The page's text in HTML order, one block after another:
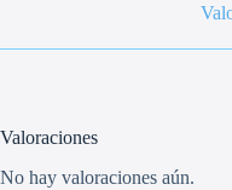
Valoraciones
No hay valoraciones aún.